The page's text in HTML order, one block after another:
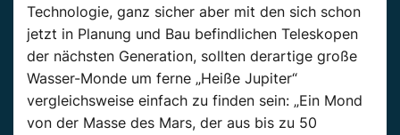
Technologie, ganz sicher aber mit den sich schon
jetzt in Planung und Bau befindlichen Teleskopen
der nächsten Generation, sollten derartige große
Wasser-Monde um ferne „Heiße Jupiter“
vergleichsweise einfach zu finden sein: „Ein Mond
von der Masse des Mars, der aus bis zu 50